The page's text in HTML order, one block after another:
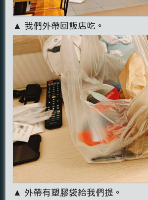
▲ 我們外帶回飯店吃。
▲ 外帶有塑膠袋給我們提。